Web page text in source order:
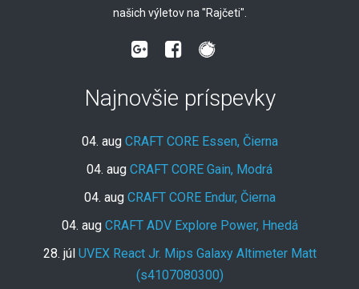
našich výletov na "Rajčeti".
Najnovšie príspevky
04. aug CRAFT CORE Essen, Čierna
04. aug CRAFT CORE Gain, Modrá
04. aug CRAFT CORE Endur, Čierna
04. aug CRAFT ADV Explore Power, Hnedá
28. júl UVEX React Jr. Mips Galaxy Altimeter Matt
(s4107080300)